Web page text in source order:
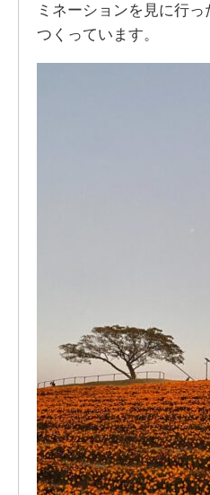
ミネーションを見に行
つくっています。